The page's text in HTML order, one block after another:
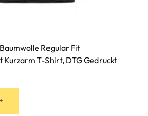
Regular Fit
Kurzarm T-Shirt, DTG Gedruckt